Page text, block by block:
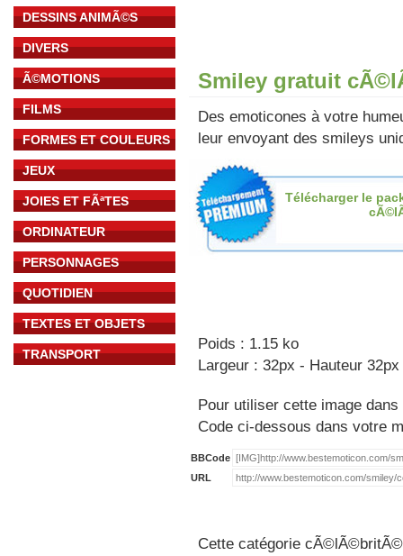
DESSINS ANIMÃ©S
DIVERS
Ã©MOTIONS
FILMS
FORMES ET COULEURS
JEUX
JOIES ET FÃªTES
ORDINATEUR
PERSONNAGES
QUOTIDIEN
TEXTES ET OBJETS
TRANSPORT
Smiley gratuit
Des emoticones à votre
leur envoyant des smileys
Télécharger le
Poids : 1.15 ko
Largeur : 32px - Hauteur 32px
Pour utiliser cette image
Code ci-dessous dans votre
BBCode
URL
Cette catégorie